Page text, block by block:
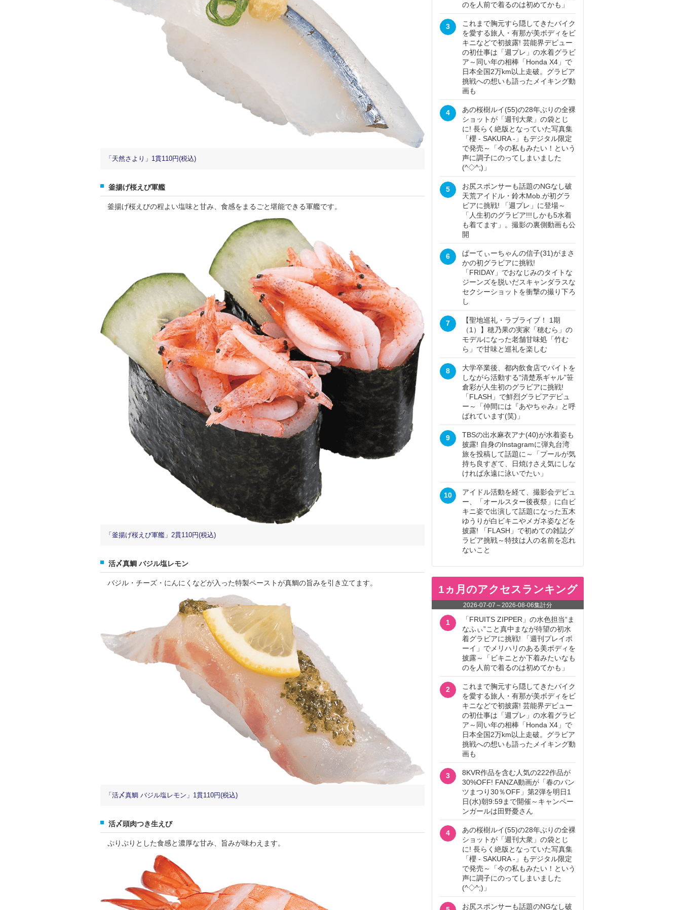
「天然さより」1貫110円(税込)
釜揚げ桜えび軍艦
釜揚げ桜えびの程よい塩味と甘み、食感をまるごと堪能できる軍艦です。
「釜揚げ桜えび軍艦」2貫110円(税込)
活〆真鯛 バジル塩レモン
バジル・チーズ・にんにくなどが入った特製ペーストが真鯛の旨みを引き立てます。
「活〆真鯛 バジル塩レモン」1貫110円(税込)
活〆頭肉つき生えび
ぷりぷりとした食感と濃厚な甘み、旨みが味わえます。
のを人前で着るのは初めてかも」
3
これまで胸元すら隠してきたバイク
を愛する旅人・有那が美ボディをビ
キニなどで初披露! 芸能界デビュー
の初仕事は「週プレ」の水着グラビ
ア～同い年の相棒「Honda X4」で
日本全国2万km以上走破。グラビア
挑戦への想いも語ったメイキング動
画も
4
あの桜樹ルイ(55)の28年ぶりの全裸
ショットが「週刊大衆」の袋とじ
に! 長らく絶版となっていた写真集
「櫻 - SAKURA -」もデジタル限定
で発売～「今の私もみたい！という
声に調子にのってしまいました
(^◇^;)」
5
お尻スポンサーも話題のNGなし破
天荒アイドル・鈴木Mob.が初グラ
ビアに挑戦! 「週プレ」に登場～
「人生初のグラビア!!!しかも5水着
も着てます」。撮影の裏側動画も公
開
6
ぱーてぃーちゃんの信子(31)がまさ
かの初グラビアに挑戦!
「FRIDAY」でおなじみのタイトな
ジーンズを脱いだスキャンダラスな
セクシーショットを衝撃の撮り下ろ
し
7
【聖地巡礼・ラブライブ！ 1期
（1）】穂乃果の実家「穂むら」の
モデルになった老舗甘味処「竹む
ら」で甘味と巡礼を楽しむ
8
大学卒業後、都内飲食店でバイトを
しながら活動する“清楚系ギャル”笹
倉彩が人生初のグラビアに挑戦!
「FLASH」で鮮烈グラビアデビュ
ー～「仲間には『あやちゃみ』と呼
ばれています(笑)」
9
TBSの出水麻衣アナ(40)が水着姿も
披露! 自身のInstagramに弾丸台湾
旅を投稿して話題に～「プールが気
持ち良すぎて、日焼けさえ気にしな
ければ永遠に泳いでたい」
10
アイドル活動を経て、撮影会デビュ
ー、「オールスター後夜祭」に白ビ
キニ姿で出演して話題になった五木
ゆうりが白ビキニやメガネ姿などを
披露! 「FLASH」で初めての雑誌グ
ラビア挑戦～特技は人の名前を忘れ
ないこと
1ヵ月のアクセスランキング
2026-07-07 ～2026-08-06集計分
1
「FRUITS ZIPPER」の水色担当“ま
なふぃ”こと真中まなが待望の初水
着グラビアに挑戦! 「週刊プレイボ
ーイ」でメリハリのある美ボディを
披露～「ビキニとか下着みたいなも
のを人前で着るのは初めてかも」
2
これまで胸元すら隠してきたバイク
を愛する旅人・有那が美ボディをビ
キニなどで初披露! 芸能界デビュー
の初仕事は「週プレ」の水着グラビ
ア～同い年の相棒「Honda X4」で
日本全国2万km以上走破。グラビア
挑戦への想いも語ったメイキング動
画も
3
8KVR作品を含む人気の222作品が
30%OFF! FANZA動画が「春のパン
ツまつり30％OFF」第2弾を明日1
日(水)朝9:59まで開催～キャンペー
ンガールは田野憂さん
4
あの桜樹ルイ(55)の28年ぶりの全裸
ショットが「週刊大衆」の袋とじ
に! 長らく絶版となっていた写真集
「櫻 - SAKURA -」もデジタル限定
で発売～「今の私もみたい！という
声に調子にのってしまいました
(^◇^;)」
お尻スポンサーも話題のNGなし破